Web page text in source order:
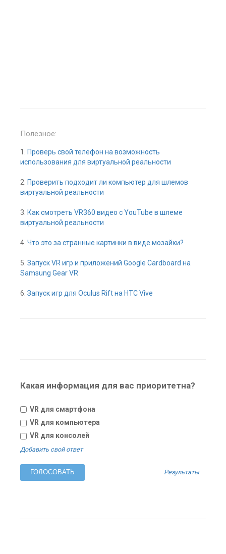
Полезное:
1. Проверь свой телефон на возможность
использования для виртуальной реальности
2. Проверить подходит ли компьютер для шлемов
виртуальной реальности
3. Как смотреть VR360 видео с YouTube в шлеме
виртуальной реальности
4. Что это за странные картинки в виде мозайки?
5. Запуск VR игр и приложений Google Cardboard на
Samsung Gear VR
6. Запуск игр для Oculus Rift на HTC Vive
Какая информация для вас приоритетна?
VR для смартфона
VR для компьютера
VR для консолей
Добавить свой ответ
Результаты